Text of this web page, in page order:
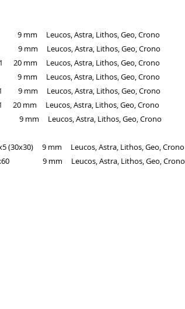
Leucos, Astra, Lithos, Geo, Crono
Leucos, Astra, Lithos, Geo, Crono
20 mm Leucos, Astra, Lithos, Geo, Crono
Leucos, Astra, Lithos, Geo, Crono
mm Leucos, Astra, Lithos, Geo, Crono
mm Leucos, Astra, Lithos, Geo, Crono
Leucos, Astra, Lithos, Geo, Crono
(30x30) 9 mm Leucos, Astra, Lithos, Geo, Crono
9 mm Leucos, Astra, Lithos, Geo, Crono